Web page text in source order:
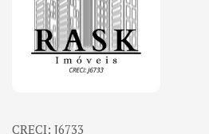
CRECI: J6733